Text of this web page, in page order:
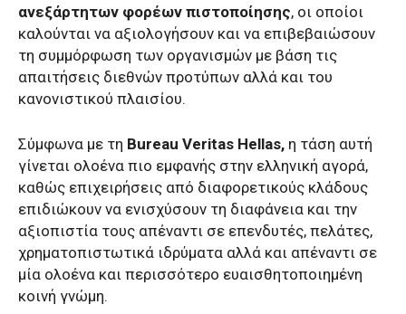
ανεξάρτητων φορέων πιστοποίησης, οι οποίοι
καλούνται να αξιολογήσουν και να επιβεβαιώσουν
τη συμμόρφωση των οργανισμών με βάση τις
απαιτήσεις διεθνών προτύπων αλλά και του
κανονιστικού πλαισίου.
Σύμφωνα με τη Bureau Veritas Hellas, η τάση αυτή
γίνεται ολοένα πιο εμφανής στην ελληνική αγορά,
καθώς επιχειρήσεις από διαφορετικούς κλάδους
επιδιώκουν να ενισχύσουν τη διαφάνεια και την
αξιοπιστία τους απέναντι σε επενδυτές, πελάτες,
χρηματοπιστωτικά ιδρύματα αλλά και απέναντι σε
μία ολοένα και περισσότερο ευαισθητοποιημένη
κοινή γνώμη.